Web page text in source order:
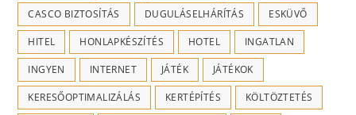
CASCO BIZTOSÍTÁS DUGULÁSELHÁRÍTÁS ESKÜVŐ
HITEL HONLAPKÉSZÍTÉS HOTEL INGATLAN
INGYEN INTERNET JÁTÉK JÁTÉKOK
KERESŐOPTIMALIZÁLÁS KERTÉPÍTÉS KÖLTÖZTETÉS